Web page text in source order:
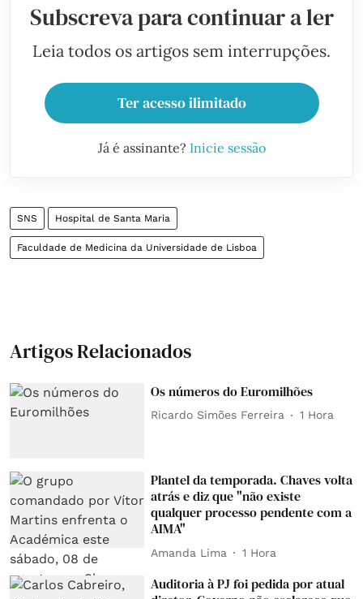
Subscreva para continuar a ler
Leia todos os artigos sem interrupções.
Ter acesso ilimitado
Já é assinante? Inicie sessão
SNS Hospital de Santa Maria
Faculdade de Medicina da Universidade de Lisboa
Artigos Relacionados
Os números do Euromilhões
Ricardo Simões Ferreira 1 Hora
Plantel da temporada. Chaves volta
atrás e diz que "não existe
qualquer processo pendente com a
AIMA"
Amanda Lima 1 Hora
Auditoria à PJ foi pedida por atual